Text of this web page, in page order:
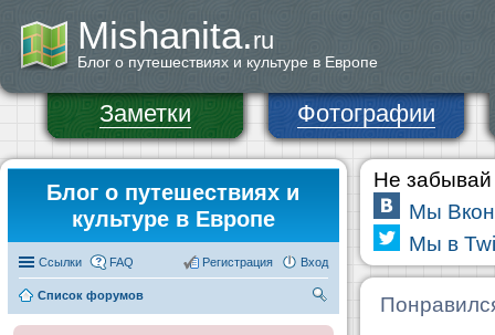
Mishanita.ru
Блог о путешествиях и культуре в Европе
Заметки Фотографии
Блог о путешествиях и
культуре в Европе
Ссылки FAQ Вход
Регистрация
Список форумов
Не забывай
Мы
Мы в